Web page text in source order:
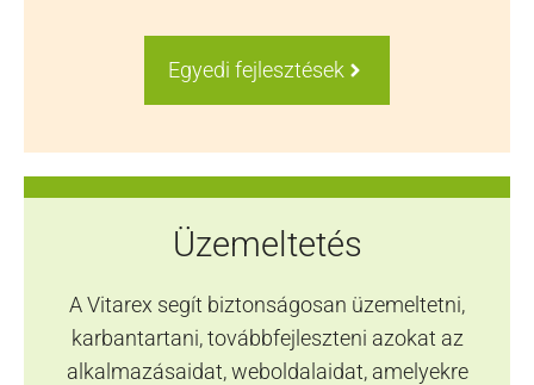
Egyedi fejlesztések
Üzemeltetés
A Vitarex segít biztonságosan üzemeltetni,
karbantartani, továbbfejleszteni azokat az
alkalmazásaidat, weboldalaidat, amelyekre